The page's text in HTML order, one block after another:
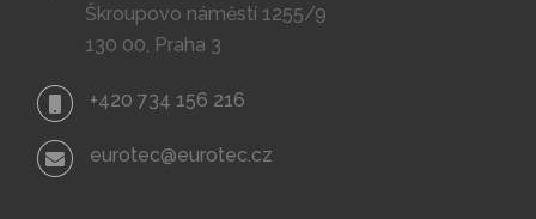
Škroupovo náměstí 1255/9
130 00, Praha 3
+420 734 156 216
eurotec@eurotec.cz